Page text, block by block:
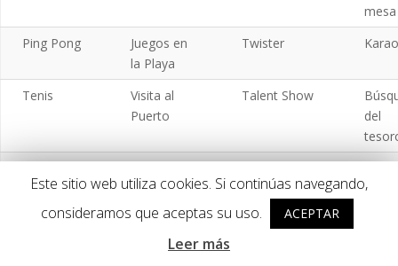
mesa
Ping Pong
Juegos en
la Playa
Twister
Tenis
Visita al
Puerto
Talent Show
del
Playa
Miss & Mr.
Camp
Wii
Senderismo
Este sitio web utiliza cookies. Si continúas navegando,
consideramos que aceptas su uso.
ACEPTAR
Leer más